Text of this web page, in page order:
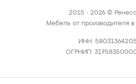
2015 - 2026 ©
Мебель от производителя
ИНН:
ОГРНИП: